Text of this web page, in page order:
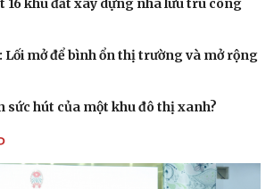
16 khu đất xây dựng nhà lưu trú công
Lối mở để bình ổn thị trường và mở rộng
sức hút của một khu đô thị xanh?